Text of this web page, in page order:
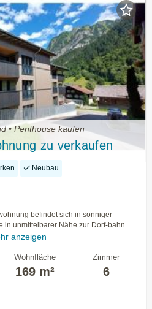
• Penthouse kaufen
zu verkaufen
Neubau
befindet sich in sonniger
in unmittelbarer Nähe zur Dorf-bahn
anzeigen
Wohnfläche
169 m²
Zimmer
6